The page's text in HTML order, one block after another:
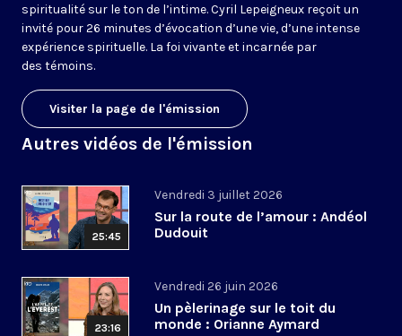
spiritualité sur le ton de l’intime. Cyril Lepeigneux reçoit un
invité pour 26 minutes d’évocation d’une vie, d’une intense
expérience spirituelle. La foi vivante et incarnée par
des témoins.
Visiter la page de l'émission
Autres vidéos de l'émission
25:45
Vendredi 3 juillet 2026
Sur la route de l’amour : Andéol
Dudouit
23:16
Vendredi 26 juin 2026
Un pèlerinage sur le toit du
monde : Orianne Aymard